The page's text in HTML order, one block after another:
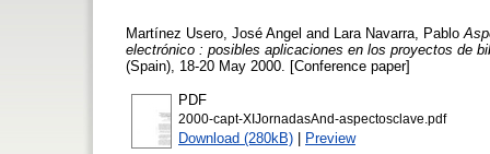
Martínez Usero, José Angel and Lara Navarra, Pablo
electrónico : posibles aplicaciones en los proyectos de
(Spain), 18-20 May 2000. [Conference paper]
PDF
2000-capt-XIJornadasAnd-aspectosclave.pdf
Download (280kB) | Preview